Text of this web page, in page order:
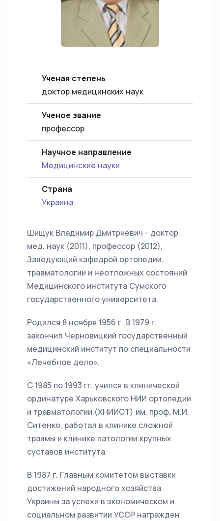
Ученая степень
доктор медицинских наук
Ученое звание
профессор
Научное направление
Медицинские науки
Страна
Украина
Шищук Владимир Дмитриевич - доктор
мед. наук (2011), профессор (2012),
Заведующий кафедрой ортопедии,
травматологии и неотложных состояний
Медицинского института Сумского
государственного университета.
Родился 8 ноября 1956 г. В 1979 г.
закончил Черновицкий государственный
медицинский институт по специальности
«Лечебное дело».
С 1985 по 1993 гг. учился в клинической
ординатуре Харьковского НИИ ортопедии
и травматологии (ХНИИОТ) им. проф. М.И.
Ситенко, работал в клинике сложной
травмы и клинике патологии крупных
суставов института.
В 1987 г. Главным комитетом выставки
достижений народного хозяйства
Украины за успехи в экономическом и
социальном развитии УССР награжден